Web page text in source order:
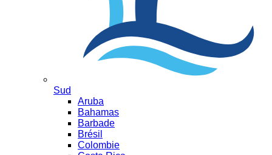
Sud
Aruba
Bahamas
Barbade
Brésil
Colombie